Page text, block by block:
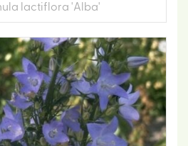
lactiflora 'Alba'